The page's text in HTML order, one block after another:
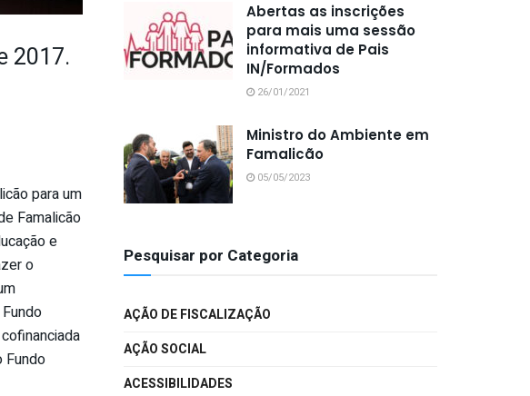
2017.
para um
Famalicão
e
o
Fundo
Abertas as inscrições
para mais uma sessão
informativa de Pais
IN/Formados
26/01/2021
Ministro do Ambiente em
Famalicão
05/05/2023
Pesquisar por Categoria
AÇÃO DE FISCALIZAÇÃO
AÇÃO SOCIAL
ACESSIBILIDADES